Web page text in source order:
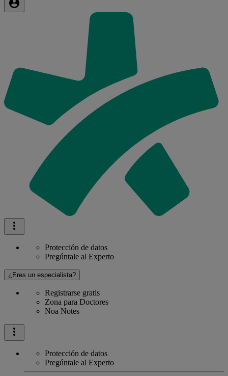
Protección de datos
Pregúntale al Experto
¿Eres un especialista?
Registrarse gratis
Zona para Doctores
Noa Notes
Protección de datos
Pregúntale al Experto